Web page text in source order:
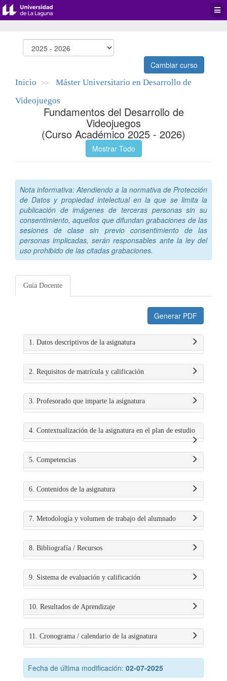
Cambiar curso
Inicio >>
Máster Universitario en Desarrollo de
Videojuegos
Fundamentos del Desarrollo de
Videojuegos
(Curso Académico 2025 - 2026)
Mostrar Todo
Nota informativa: Atendiendo a la normativa de Protección
de Datos y propiedad intelectual en la que se limita la
publicación de imágenes de terceras personas sin su
consentimiento, aquellos que difundan grabaciones de las
sesiones de clase sin previo consentimiento de las
personas implicadas, serán responsables ante la ley del
uso prohibido de las citadas grabaciones.
Guía Docente
Generar PDF
1. Datos descriptivos de la asignatura
2. Requisitos de matrícula y calificación
3. Profesorado que imparte la asignatura
4. Contextualización de la asignatura en el plan de estudio
5. Competencias
6. Contenidos de la asignatura
7. Metodología y volumen de trabajo del alumnado
8. Bibliografía / Recursos
9. Sistema de evaluación y calificación
10. Resultados de Aprendizaje
11. Cronograma / calendario de la asignatura
Fecha de última modificación: 02-07-2025